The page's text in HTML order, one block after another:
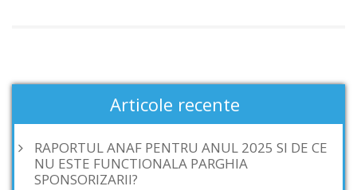
Articole recente
RAPORTUL ANAF PENTRU ANUL 2025 SI DE CE
NU ESTE FUNCTIONALA PARGHIA
SPONSORIZARII?